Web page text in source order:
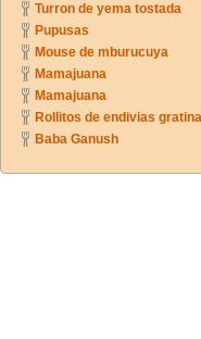
Turron de yema tostada
Pupusas
Mouse de mburucuya
Mamajuana
Mamajuana
Rollitos de endivias
Baba Ganush